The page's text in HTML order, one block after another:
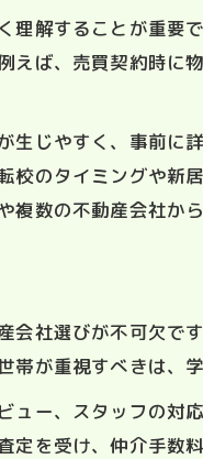
家売却と学年
家売却後の生
家売却で信頼
家売却時の情
家売却で安心
家売却における費
家売却時にか
家売却の譲渡
家売却時の申
解することが重要
えば、売買契約時
生じやすく、事前
校のタイミングや新
数の不動産会社か
会社選びが不可欠
が重視すべきは、
ュー、スタッフの
定を受け、仲介手